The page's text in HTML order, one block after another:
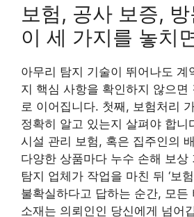
보험, 공사 보증,
이 세 가지를 놓치
아무리 탐지 기술이 뛰어나도 계
지 핵심 사항을 확인하지 않으면
로 이어집니다. 첫째, 보험처리
정확히 알고 있는지 살펴야 합니
시설 관리 보험, 혹은 집주인의
다양한 상품마다 누수 손해 보상
탐지 업체가 작업을 마친 뒤 ‘보
불확실하다고 답하는 순간, 모든
소재는 의뢰인인 당신에게 넘어